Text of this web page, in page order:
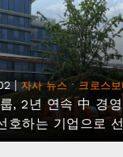
| 자사 뉴스 · 크로스
, 2년 연속 中 경영
호하는 기업으로